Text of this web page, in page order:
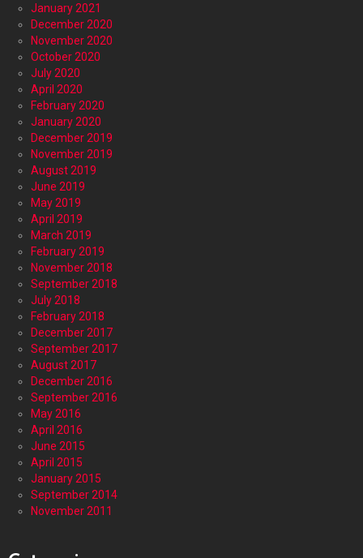
January 2021
December 2020
November 2020
October 2020
July 2020
April 2020
February 2020
January 2020
December 2019
November 2019
August 2019
June 2019
May 2019
April 2019
March 2019
February 2019
November 2018
September 2018
July 2018
February 2018
December 2017
September 2017
August 2017
December 2016
September 2016
May 2016
April 2016
June 2015
April 2015
January 2015
September 2014
November 2011